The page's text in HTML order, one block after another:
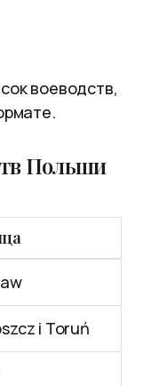
воеводств,
Польши
i Toruń